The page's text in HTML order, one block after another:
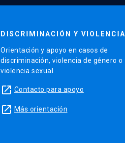
DISCRIMINACIÓN Y VIOLENCIA
Orientación y apoyo en casos de
discriminación, violencia de género o
violencia sexual.
launch Contacto para apoyo
launch Más orientación